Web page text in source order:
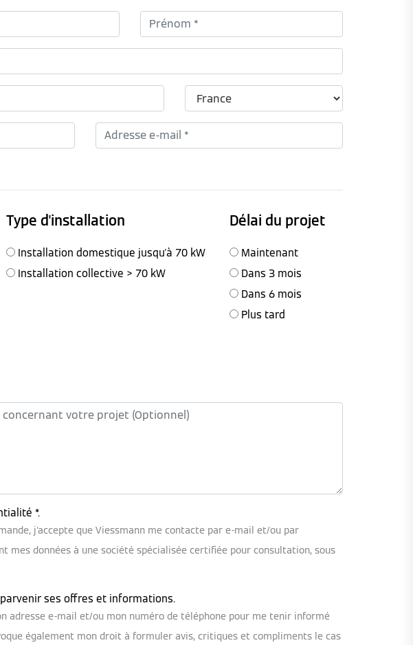
Type d'installation Délai du projet
Installation domestique jusqu'à 70 kW
Installation collective > 70 kW
Maintenant
Dans 3 mois
Dans 6 mois
Plus tard
*.
j'accepte que Viessmann me contacte par e-mail et/ou par
mes données à une société spécialisée certifiée pour consultation, sous
ses offres et informations.
adresse e-mail et/ou mon numéro de téléphone pour me tenir informé
également mon droit à formuler avis, critiques et compliments le cas